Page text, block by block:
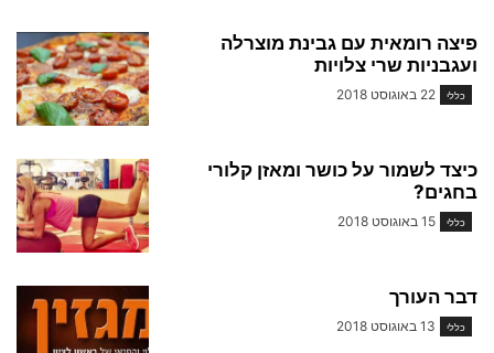
פיצה רומאית עם גבינת מוצרלה
ועגבניות שרי צלויות
כללי 22 באוגוסט 2018
כיצד לשמור על כושר ומאזן קלורי
בחגים?
כללי 15 באוגוסט 2018
דבר העורך
כללי 13 באוגוסט 2018